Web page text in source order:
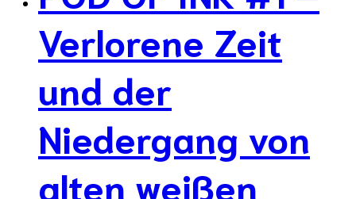
Verlorene Zeit
und der
Niedergang von
alten weißen